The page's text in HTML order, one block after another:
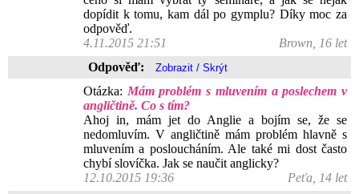
dopídit k tomu, kam dál po gymplu? Díky moc za
odpověď.
4.11.2015 21:51
Brown, 16 let
Odpověď:
Otázka: Mám problém s mluvením a poslechem v
angličtině. Co s tím?
Ahoj in, mám jet do Anglie a bojím se, že se
nedomluvím. V angličtině mám problém hlavně s
mluvením a posloucháním. Ale také mi dost často
chybí slovíčka. Jak se naučit anglicky?
12.10.2015 19:36
Peťa, 14 let